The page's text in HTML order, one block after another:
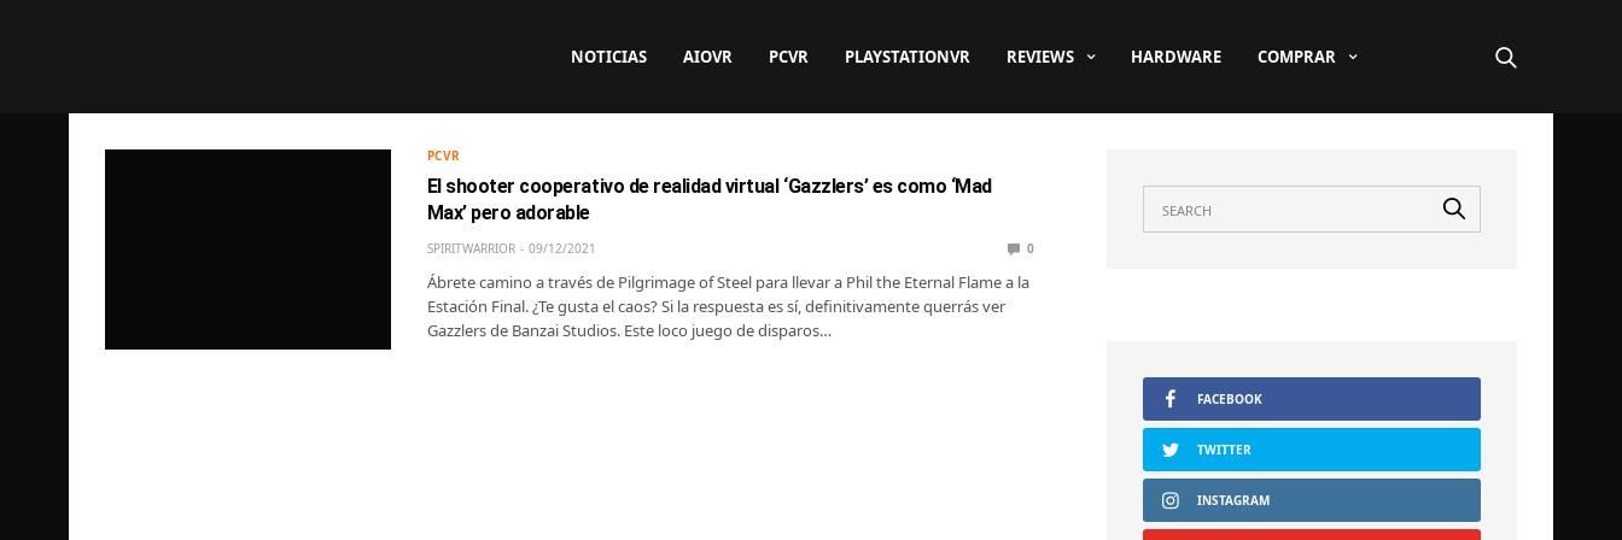
NOTICIAS AIOVR PCVR PLAYSTATIONVR REVIEWS HARDWARE COMPRAR
PCVR
El shooter cooperativo de realidad virtual ‘Gazzlers’ es como ‘Mad
Max’ pero adorable
SPIRITWARRIOR 09/12/2021 0
Ábrete camino a través de Pilgrimage of Steel para llevar a Phil the Eternal Flame a la
Estación Final. ¿Te gusta el caos? Si la respuesta es sí, definitivamente querrás ver
Gazzlers de Banzai Studios. Este loco juego de disparos…
FACEBOOK
TWITTER
INSTAGRAM